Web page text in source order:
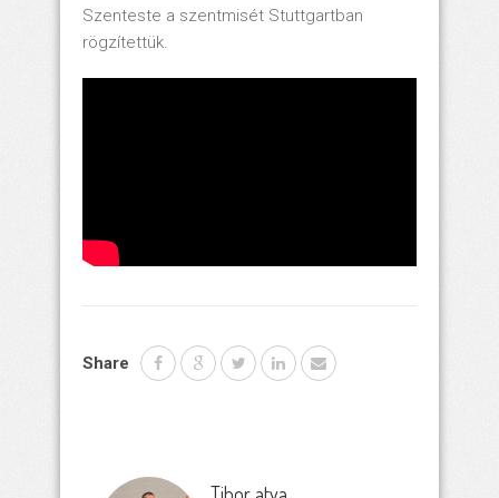
Szenteste a szentmisét Stuttgartban
rögzítettük.
Share
Tibor atya